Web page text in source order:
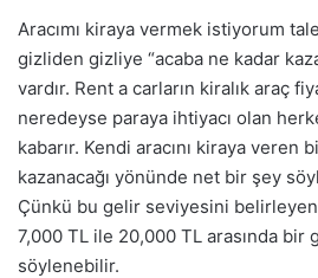
Aracımı kiraya vermek istiyorum
gizliden gizliye “acaba ne kadar
vardır. Rent a carların kiralık araç
neredeyse paraya ihtiyacı olan
kabarır. Kendi aracını kiraya veren
kazanacağı yönünde net bir şey
Çünkü bu gelir seviyesini
7,000 TL ile 20,000 TL arasında bir
söylenebilir.